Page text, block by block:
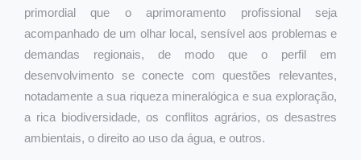
primordial que o aprimoramento profissional seja
acompanhado de um olhar local, sensível aos problemas e
demandas regionais, de modo que o perfil em
desenvolvimento se conecte com questões relevantes,
notadamente a sua riqueza mineralógica e sua exploração,
a rica biodiversidade, os conflitos agrários, os desastres
ambientais, o direito ao uso da água, e outros.